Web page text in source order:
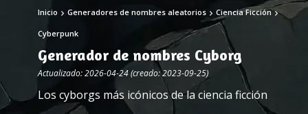
Inicio Generadores de nombres aleatorios Ciencia Ficción
Cyberpunk
Generador de nombres Cyborg
Actualizado: 2026-04-24 (creado: 2023-09-25)
Los cyborgs más icónicos de la ciencia ficción